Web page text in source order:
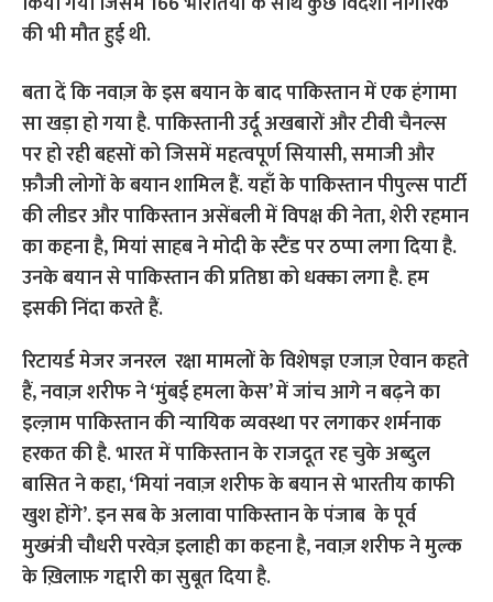
की भी मौत हुई थी.
बता दें कि नवाज़ के इस बयान के बाद पाकिस्तान में एक हंगामा
सा खड़ा हो गया है. पाकिस्तानी उर्दू अखबारों और टीवी चैनल्स
पर हो रही बहसों को जिसमें महत्वपूर्ण सियासी, समाजी और
फ़ौजी लोगों के बयान शामिल हैं. यहाँ के पाकिस्तान पीपुल्स पार्टी
की लीडर और पाकिस्तान असेंबली में विपक्ष की नेता, शेरी रहमान
का कहना है, मियां साहब ने मोदी के स्टैंड पर ठप्पा लगा दिया है.
उनके बयान से पाकिस्तान की प्रतिष्ठा को धक्का लगा है. हम
इसकी निंदा करते हैं.
रिटायर्ड मेजर जनरल रक्षा मामलों के विशेषज्ञ एजाज़ ऐवान कहते
हैं, नवाज़ शरीफ ने ‘मुंबई हमला केस’ में जांच आगे न बढ़ने का
इल्ज़ाम पाकिस्तान की न्यायिक व्यवस्था पर लगाकर शर्मनाक
हरकत की है. भारत में पाकिस्तान के राजदूत रह चुके अब्दुल
बासित ने कहा, ‘मियां नवाज़ शरीफ के बयान से भारतीय काफी
खुश होंगे’. इन सब के अलावा पाकिस्तान के पंजाब के पूर्व
मुख्मंत्री चौधरी परवेज़ इलाही का कहना है, नवाज़ शरीफ ने मुल्क
के ख़िलाफ़ गद्दारी का सुबूत दिया है.